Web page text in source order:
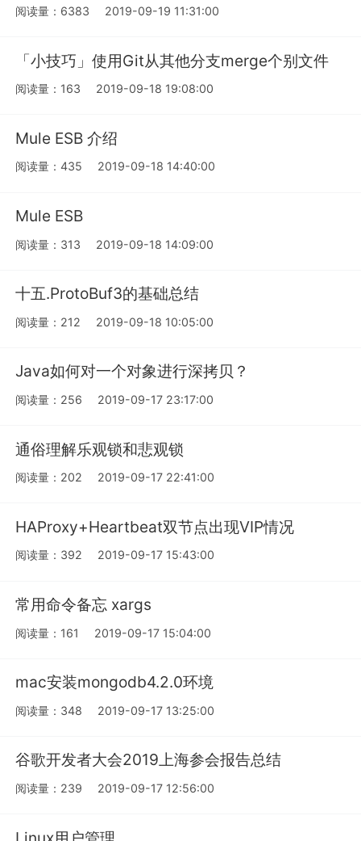
阅读量：6383 2019-09-19 11:31:00
「小技巧」使用Git从其他分支merge个别文件
阅读量：163 2019-09-18 19:08:00
Mule ESB 介绍
阅读量：435 2019-09-18 14:40:00
Mule ESB
阅读量：313 2019-09-18 14:09:00
十五.ProtoBuf3的基础总结
阅读量：212 2019-09-18 10:05:00
Java如何对一个对象进行深拷贝？
阅读量：256 2019-09-17 23:17:00
通俗理解乐观锁和悲观锁
阅读量：202 2019-09-17 22:41:00
HAProxy+Heartbeat双节点出现VIP情况
阅读量：392 2019-09-17 15:43:00
常用命令备忘 xargs
阅读量：161 2019-09-17 15:04:00
mac安装mongodb4.2.0环境
阅读量：348 2019-09-17 13:25:00
谷歌开发者大会2019上海参会报告总结
阅读量：239 2019-09-17 12:56:00